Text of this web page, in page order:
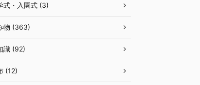
式・入園式 (3)
物 (363)
識 (92)
(12)